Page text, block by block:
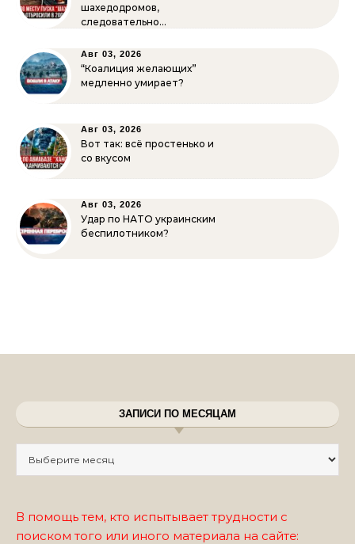
шахедодромов,
следовательно…
Авг 03, 2026
“Коалиция желающих”
медленно умирает?
Авг 03, 2026
Вот так: всё простенько и
со вкусом
Авг 03, 2026
Удар по НАТО украинским
беспилотником?
ЗАПИСИ ПО МЕСЯЦАМ
В помощь тем, кто испытывает трудности с
поиском того или иного материала на сайте: